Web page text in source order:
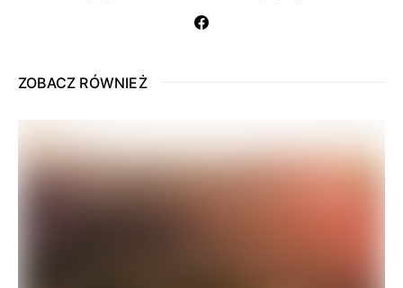
ZOBACZ RÓWNIEŻ